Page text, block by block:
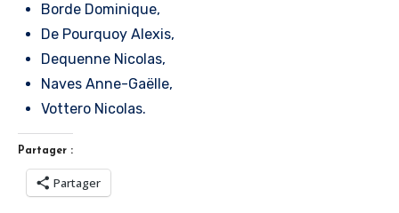
Borde Dominique,
De Pourquoy Alexis,
Dequenne Nicolas,
Naves Anne-Gaëlle,
Vottero Nicolas.
Partager :
Partager